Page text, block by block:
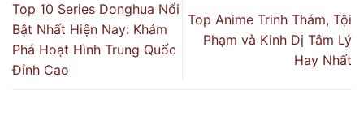
Top 10 Series Donghua Nổi
Bật Nhất Hiện Nay: Khám
Phá Hoạt Hình Trung Quốc
Đỉnh Cao
Top Anime Trinh Thám, Tội
Phạm và Kinh Dị Tâm Lý
Hay Nhất